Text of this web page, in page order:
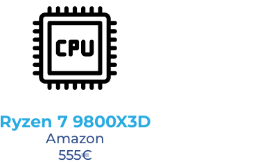
Ryzen 7 9800X3D
Amazon
555€